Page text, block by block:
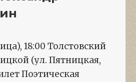
18:00 Толстовский
(ул. Пятницкая,
Поэтическая